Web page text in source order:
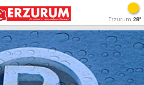
Erzurum 28°